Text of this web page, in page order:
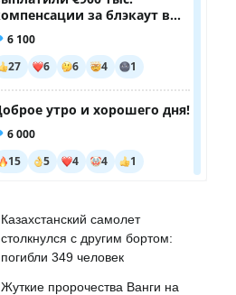
Казахстанский самолет
столкнулся с другим бортом:
погибли 349 человек
Жуткие пророчества Ванги на